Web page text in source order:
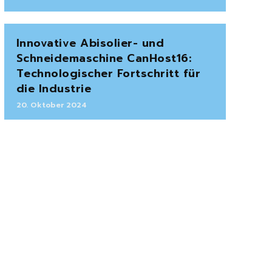
Innovative Abisolier- und
Schneidemaschine CanHost16:
Technologischer Fortschritt für
die Industrie
20. Oktober 2024